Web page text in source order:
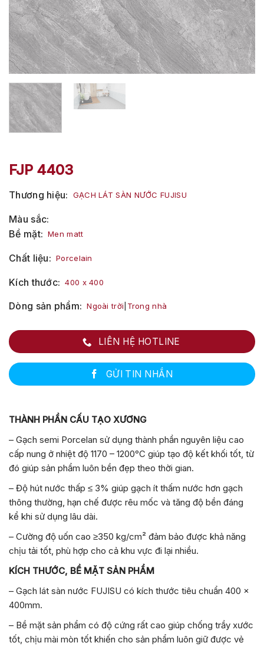
FJP 4403
Thương hiệu GẠCH LÁT SÀN NƯỚC FUJISU
Màu sắc
Bề mặt
Men matt
Chất liệu Porcelain
Kích thước 400 x 400
Dòng sản phẩm Ngoài trời Trong nhà
LIÊN HỆ HOTLINE
GỬI TIN NHẮN
THÀNH PHẦN CẤU TẠO XƯƠNG
– Gạch semi Porcelan sử dụng thành phần nguyên liệu cao
cấp nung ở nhiệt độ 1170 – 1200ᵒC giúp tạo độ kết khối tốt, từ
đó giúp sản phẩm luôn bền đẹp theo thời gian.
– Độ hút nước thấp ≤ 3% giúp gạch ít thấm nước hơn gạch
thông thường, hạn chế được rêu mốc và tăng độ bền đáng
kể khi sử dụng lâu dài.
– Cường độ uốn cao ≥350 kg/cm² đảm bảo được khả năng
chịu tải tốt, phù hợp cho cả khu vực đi lại nhiều.
KÍCH THƯỚC, BỀ MẶT SẢN PHẨM
– Gạch lát sàn nước FUJISU có kích thước tiêu chuẩn 400 x
400mm.
– Bề mặt sản phẩm có độ cứng rất cao giúp chống trầy xước
tốt, chịu mài mòn tốt khiến cho sản phẩm luôn giữ được vẻ